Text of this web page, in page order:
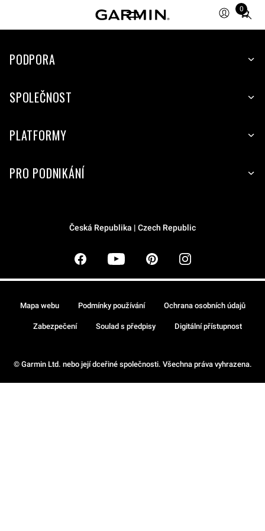
0
Total
items
cart:
PODPORA
SPOLEČNOST
PLATFORMY
PRO PODNIKÁNÍ
Česká Republika | Czech Republic
© Garmin Ltd. nebo její dceřiné společnosti. Všechna práva vyhrazena.
Mapa webu Podmínky používání Ochrana osobních údajů
Zabezpečení Soulad s předpisy Digitální přístupnost